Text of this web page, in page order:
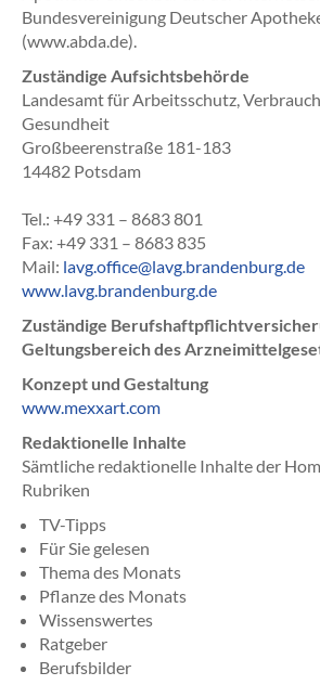
Bundesvereinigung Deutscher
(www.abda.de).
Zuständige Aufsichtsbehörde
Landesamt für Arbeitsschutz,
Gesundheit
Großbeerenstraße 181-183
14482 Potsdam
Tel.: +49 331 – 8683 801
Fax: +49 331 – 8683 835
Mail: lavg.office@lavg.brandenburg.de
www.lavg.brandenburg.de
Zuständige
Geltungsbereich des
Konzept und Gestaltung
www.mexxart.com
Redaktionelle Inhalte
Sämtliche redaktionelle Inhalte der
Rubriken
TV-Tipps
Für Sie gelesen
Thema des Monats
Pflanze des Monats
Wissenswertes
Ratgeber
Berufsbilder